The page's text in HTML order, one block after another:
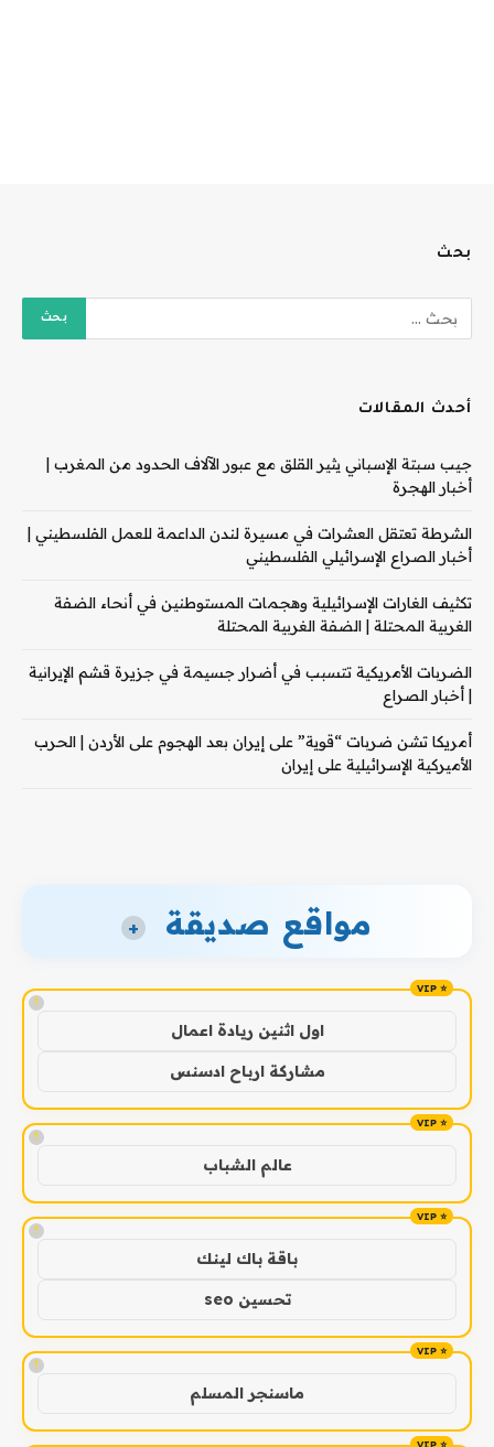
بحث
أحدث المقالات
جيب سبتة الإسباني يثير القلق مع عبور الآلاف الحدود من المغرب |
أخبار الهجرة
الشرطة تعتقل العشرات في مسيرة لندن الداعمة للعمل الفلسطيني |
أخبار الصراع الإسرائيلي الفلسطيني
تكثيف الغارات الإسرائيلية وهجمات المستوطنين في أنحاء الضفة
الغربية المحتلة | الضفة الغربية المحتلة
الضربات الأمريكية تتسبب في أضرار جسيمة في جزيرة قشم الإيرانية
| أخبار الصراع
أمريكا تشن ضربات “قوية” على إيران بعد الهجوم على الأردن | الحرب
الأميركية الإسرائيلية على إيران
مواقع صديقة +
!
اول اثنين ريادة اعمال
مشاركة ارباح ادسنس
!
عالم الشباب
!
باقة باك لينك
تحسين seo
!
ماسنجر المسلم